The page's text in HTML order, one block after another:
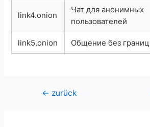
link4.onion
Чат для анонимных
пользователей
link5.onion Общение без границ
Beitragsnavigation
← zurück